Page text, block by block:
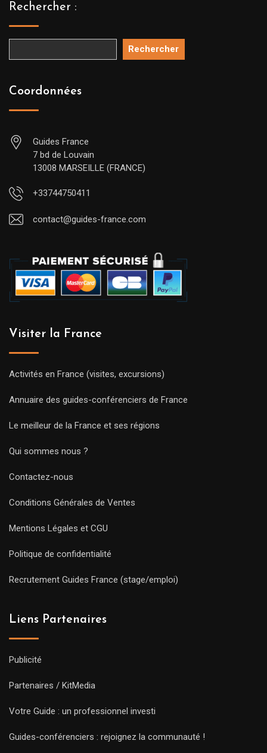
Rechercher :
Rechercher
Coordonnées
Guides France
7 bd de Louvain
13008 MARSEILLE (FRANCE)
+33744750411
contact@guides-france.com
Visiter la France
Activités en France (visites, excursions)
Annuaire des guides-conférenciers de France
Le meilleur de la France et ses régions
Qui sommes nous ?
Contactez-nous
Conditions Générales de Ventes
Mentions Légales et CGU
Politique de confidentialité
Recrutement Guides France (stage/emploi)
Liens Partenaires
Publicité
Partenaires / KitMedia
Votre Guide : un professionnel investi
Guides-conférenciers : rejoignez la communauté !